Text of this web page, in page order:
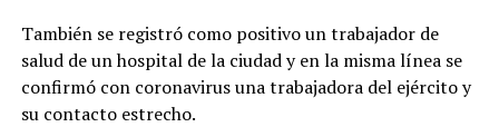
También se registró como positivo un trabajador de
salud de un hospital de la ciudad y en la misma línea se
confirmó con coronavirus una trabajadora del ejército y
su contacto estrecho.